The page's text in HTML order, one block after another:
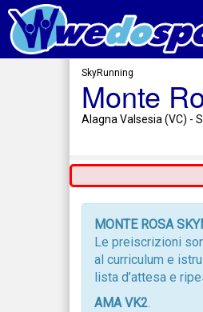
SkyRunning
Monte
Alagna Valsesia (VC) -
MONTE ROSA
Le preiscrizioni
al curriculum e
lista d’attesa e
AMA VK2.